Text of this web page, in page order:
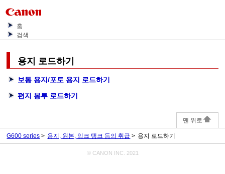
홈
검색
용지 로드하기
보통 용지/포토 용지 로드하기
편지 봉투 로드하기
맨 위로
G600 series 용지, 원본, 잉크 탱크 등의 취급 용지 로드하기
© CANON INC. 2021